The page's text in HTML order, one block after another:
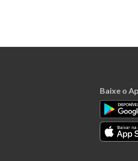
Baixe o